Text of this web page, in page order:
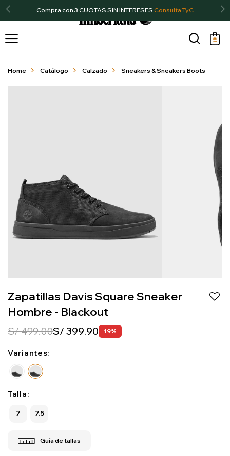
Compra con 3 CUOTAS SIN INTERESES Consulta TyC

Home Catálogo Calzado Sneakers & Sneakers Boots
Zapatillas Davis Square Sneaker
Hombre - Blackout
S/ 399.90
S/499.00 19
Variantes:
Talla:
7 7.5